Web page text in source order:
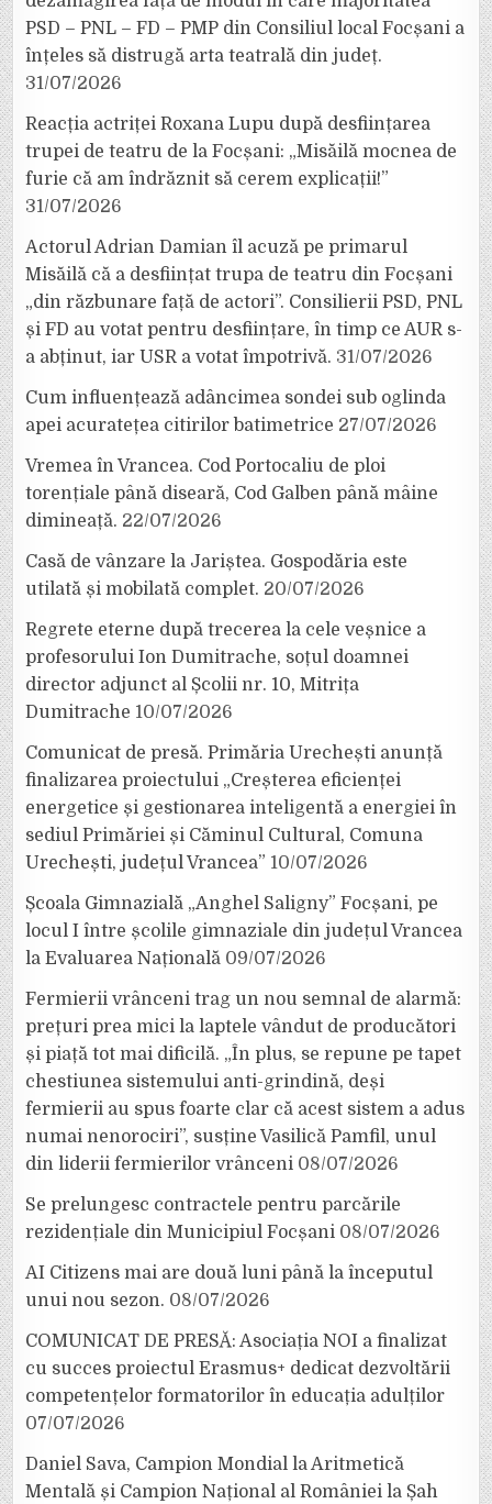
PSD – PNL – FD – PMP din Consiliul local Focșani a
înțeles să distrugă arta teatrală din județ.
31/07/2026
Reacția actriței Roxana Lupu după desființarea
trupei de teatru de la Focșani: „Misăilă mocnea de
furie că am îndrăznit să cerem explicații!”
31/07/2026
Actorul Adrian Damian îl acuză pe primarul
Misăilă că a desființat trupa de teatru din Focșani
„din răzbunare față de actori”. Consilierii PSD, PNL
și FD au votat pentru desființare, în timp ce AUR s-
a abținut, iar USR a votat împotrivă. 31/07/2026
Cum influențează adâncimea sondei sub oglinda
apei acuratețea citirilor batimetrice 27/07/2026
Vremea în Vrancea. Cod Portocaliu de ploi
torențiale până diseară, Cod Galben până mâine
dimineață. 22/07/2026
Casă de vânzare la Jariștea. Gospodăria este
utilată și mobilată complet. 20/07/2026
Regrete eterne după trecerea la cele veșnice a
profesorului Ion Dumitrache, soțul doamnei
director adjunct al Școlii nr. 10, Mitrița
Dumitrache 10/07/2026
Comunicat de presă. Primăria Urechești anunță
finalizarea proiectului „Creșterea eficienței
energetice și gestionarea inteligentă a energiei în
sediul Primăriei și Căminul Cultural, Comuna
Urechești, județul Vrancea” 10/07/2026
Școala Gimnazială „Anghel Saligny” Focșani, pe
locul I între școlile gimnaziale din județul Vrancea
la Evaluarea Națională 09/07/2026
Fermierii vrânceni trag un nou semnal de alarmă:
prețuri prea mici la laptele vândut de producători
și piață tot mai dificilă. „În plus, se repune pe tapet
chestiunea sistemului anti-grindină, deși
fermierii au spus foarte clar că acest sistem a adus
numai nenorociri”, susține Vasilică Pamfil, unul
din liderii fermierilor vrânceni 08/07/2026
Se prelungesc contractele pentru parcările
rezidențiale din Municipiul Focșani 08/07/2026
AI Citizens mai are două luni până la începutul
unui nou sezon. 08/07/2026
COMUNICAT DE PRESĂ: Asociația NOI a finalizat
cu succes proiectul Erasmus+ dedicat dezvoltării
competențelor formatorilor în educația adulților
07/07/2026
Daniel Sava, Campion Mondial la Aritmetică
Mentală și Campion Național al României la Șah